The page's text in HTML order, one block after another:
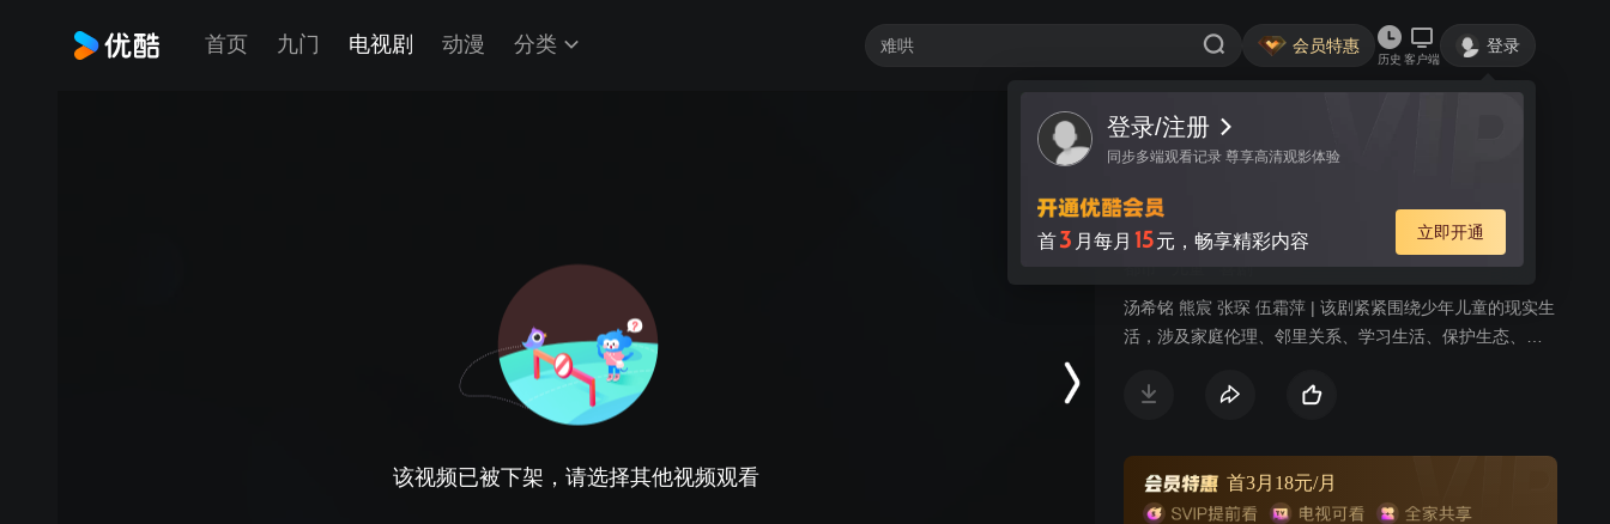
首页 九门 电视剧 动漫 分类 会员特惠
历史 客户端
登录
登录/注册
同步多端观看记录 尊享高清观影体验
首3 月每月 15元，畅享精彩内容 立即开通
该视频已被下架，请选择其他视频观看
视频 讨论
特区少年
喜剧
汤希铭 熊宸 张琛 伍霜萍 | 该剧紧紧围绕少年儿童的现实生
活，涉及家庭伦理、邻里关系、学习生活、保护生态、教
的片段， 如本剧中反映儿童纯真思想的《小七与老漆》的
还是阿迪？》中通过萱萱与父母、老师和同学之间发生的
事情，来反映勤劳朴素，孝敬老人的传统美德等故事来展
首3月18元/月